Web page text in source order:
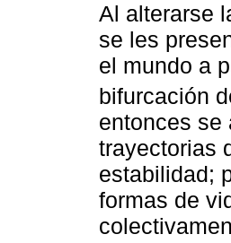
Al alterarse
se les
el mundo a
bifurcación
entonces se
trayectorias
estabilidad;
formas de